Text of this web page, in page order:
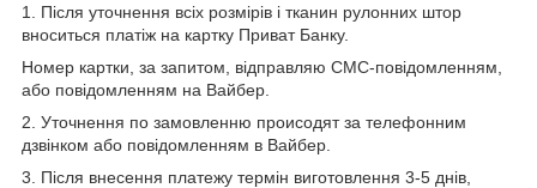
1. Після уточнення всіх розмірів і тканин рулонних штор
вноситься платіж на картку Приват Банку.
Номер картки, за запитом, відправляю СМС-повідомленням,
або повідомленням на Вайбер.
2. Уточнення по замовленню происодят за телефонним
дзвінком або повідомленням в Вайбер.
3. Після внесення платежу термін виготовлення 3-5 днів,